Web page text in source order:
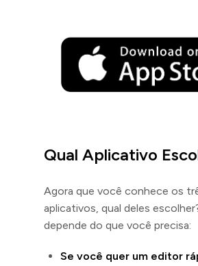
Qual Aplicativo
Agora que você conhece os
aplicativos, qual deles
depende do que você precisa:
Se você quer um editor